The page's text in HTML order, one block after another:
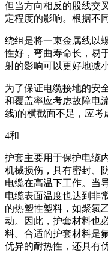
但当方向相反的股线交
定程度的影响。根据不
绕组是将一束金属线以
性好，弯曲寿命长，易
射的影响可以更好地减
为了保证电缆接地的安
和覆盖率应考虑故障电
线)的横截面不足，应考
4和
护套主要用于保护电缆
机械损伤，具有密封、
电缆在高温下工作。当
电缆表面温度也达到非
的热塑性塑料，如聚氯
动。因此，护套材料也
料。合适的护套材料是
优异的耐热性，还具有